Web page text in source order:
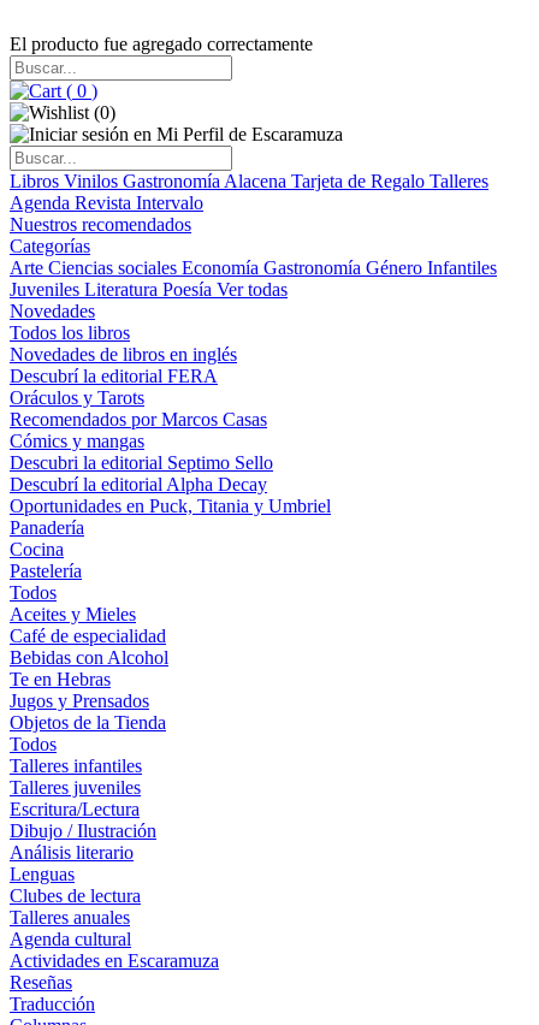
El producto fue agregado correctamente
( 0 )
(0)
Libros Vinilos Gastronomía Alacena Tarjeta de Regalo Talleres
Agenda Revista Intervalo
Nuestros recomendados
Categorías
Arte Ciencias sociales Economía Gastronomía Género Infantiles
Juveniles Literatura Poesía Ver todas
Novedades
Todos los libros
Novedades de libros en inglés
Descubrí la editorial FERA
Oráculos y Tarots
Recomendados por Marcos Casas
Cómics y mangas
Descubri la editorial Septimo Sello
Descubrí la editorial Alpha Decay
Oportunidades en Puck, Titania y Umbriel
Panadería
Cocina
Pastelería
Todos
Aceites y Mieles
Café de especialidad
Bebidas con Alcohol
Te en Hebras
Jugos y Prensados
Objetos de la Tienda
Todos
Talleres infantiles
Talleres juveniles
Escritura/Lectura
Dibujo / Ilustración
Análisis literario
Lenguas
Clubes de lectura
Talleres anuales
Agenda cultural
Actividades en Escaramuza
Reseñas
Traducción